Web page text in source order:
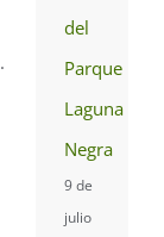
del
Parque
Laguna
Negra
9 de
julio